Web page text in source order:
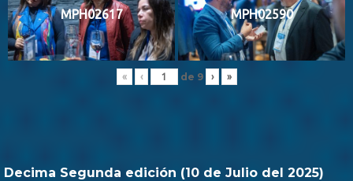
MPH02617 MPH02590
« ‹ de 9 › »
Decima Segunda edición (10 de Julio del 2025)